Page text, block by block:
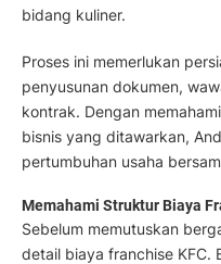
bidang kuliner.
Proses ini memerlukan
penyusunan dokumen,
kontrak. Dengan
bisnis yang ditawarkan,
pertumbuhan usaha
Memahami Struktur Biaya
Sebelum memutuskan
detail biaya franchise KFC.